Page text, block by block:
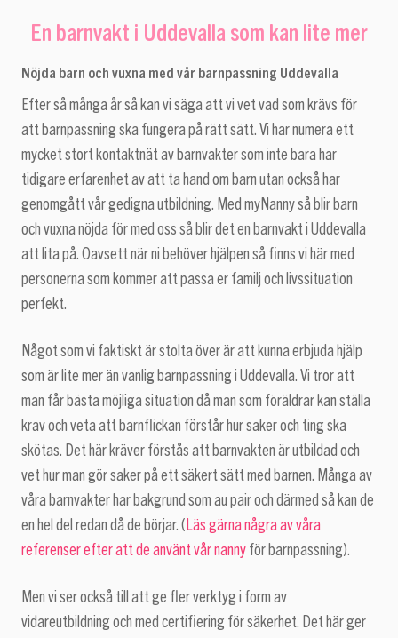
En barnvakt i Uddevalla som kan lite mer
Nöjda barn och vuxna med vår barnpassning Uddevalla
Efter så många år så kan vi säga att vi vet vad som krävs för
att barnpassning ska fungera på rätt sätt. Vi har numera ett
mycket stort kontaktnät av barnvakter som inte bara har
tidigare erfarenhet av att ta hand om barn utan också har
genomgått vår gedigna utbildning. Med myNanny så blir barn
och vuxna nöjda för med oss så blir det en barnvakt i Uddevalla
att lita på. Oavsett när ni behöver hjälpen så finns vi här med
personerna som kommer att passa er familj och livssituation
perfekt.
Något som vi faktiskt är stolta över är att kunna erbjuda hjälp
som är lite mer än vanlig barnpassning i Uddevalla. Vi tror att
man får bästa möjliga situation då man som föräldrar kan ställa
krav och veta att barnflickan förstår hur saker och ting ska
skötas. Det här kräver förstås att barnvakten är utbildad och
vet hur man gör saker på ett säkert sätt med barnen. Många av
våra barnvakter har bakgrund som au pair och därmed så kan de
en hel del redan då de börjar. ( Läs gärna några av våra
referenser efter att de använt vår nanny för barnpassning).
Men vi ser också till att ge fler verktyg i form av
vidareutbildning och med certifiering för säkerhet. Det här ger